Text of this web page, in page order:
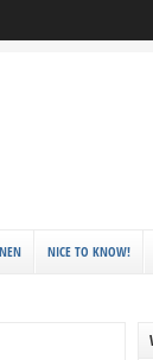
NICE TO KNOW!